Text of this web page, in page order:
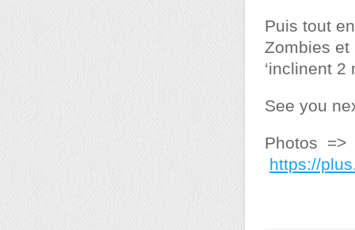
Puis tout
Zombies et
‘inclinent
See you
Photos =>
https://